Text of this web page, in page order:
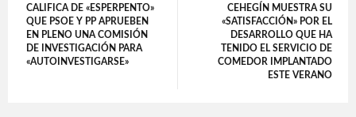
CALIFICA DE «ESPERPENTO»
QUE PSOE Y PP APRUEBEN
EN PLENO UNA COMISIÓN
DE INVESTIGACIÓN PARA
«AUTOINVESTIGARSE»
CEHEGÍN MUESTRA SU
«SATISFACCIÓN» POR EL
DESARROLLO QUE HA
TENIDO EL SERVICIO DE
COMEDOR IMPLANTADO
ESTE VERANO